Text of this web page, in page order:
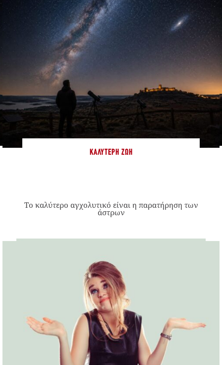
ΚΑΛΎΤΕΡΗ ΖΩΉ
Το καλύτερο αγχολυτικό είναι η παρατήρηση των
άστρων